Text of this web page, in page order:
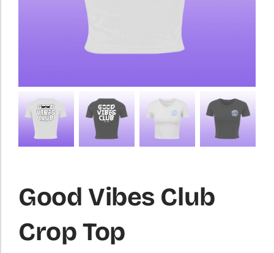
Good Vibes Club
Crop Top